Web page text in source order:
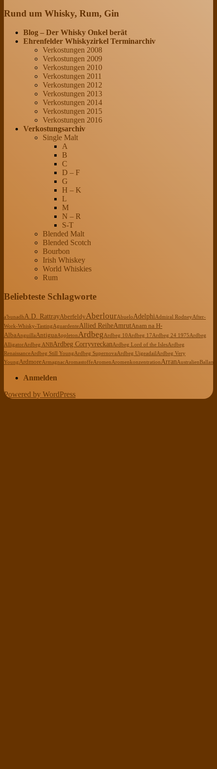
Rund um Whisky, Rum, Gin
Blog – Der Whisky Onkel berät
Ehrenfelder Whiskyzirkel Terminarchiv
Verkostungen 2008
Verkostungen 2009
Verkostungen 2010
Verkostungen 2011
Verkostungen 2012
Verkostungen 2013
Verkostungen 2014
Verkostungen 2015
Verkostungen 2016
Verkostungsarchiv
Single Malt
A
B
C
D – F
G
H – K
L
M
N – R
S-T
Blended Malt
Blended Scotch
Bourbon
Irish Whiskey
World Whiskies
Rum
Beliebteste Schlagworte
a'bunadhA.D. RattrayAberfeldyAberlourAbueloAdelphiAdmiral RodneyAfter-
Work-Whisky-TastingAguardenteAllied ReiheAmrutAnam na H-
AlbaAnguillaAntiguaAppletonArdbegArdbeg 10Ardbeg 17Ardbeg 24 1975Ardbeg
AlligatorArdbeg ANBArdbeg CorryvreckanArdbeg Lord of the IslesArdbeg
RenaissanceArdbeg Still YoungArdbeg SupernovaArdbeg UigeadailArdbeg Very
YoungArdmoreArmagnacAromastoffeAromenAromenkonzentrationArranAustralien
Anmelden
Powered by WordPress